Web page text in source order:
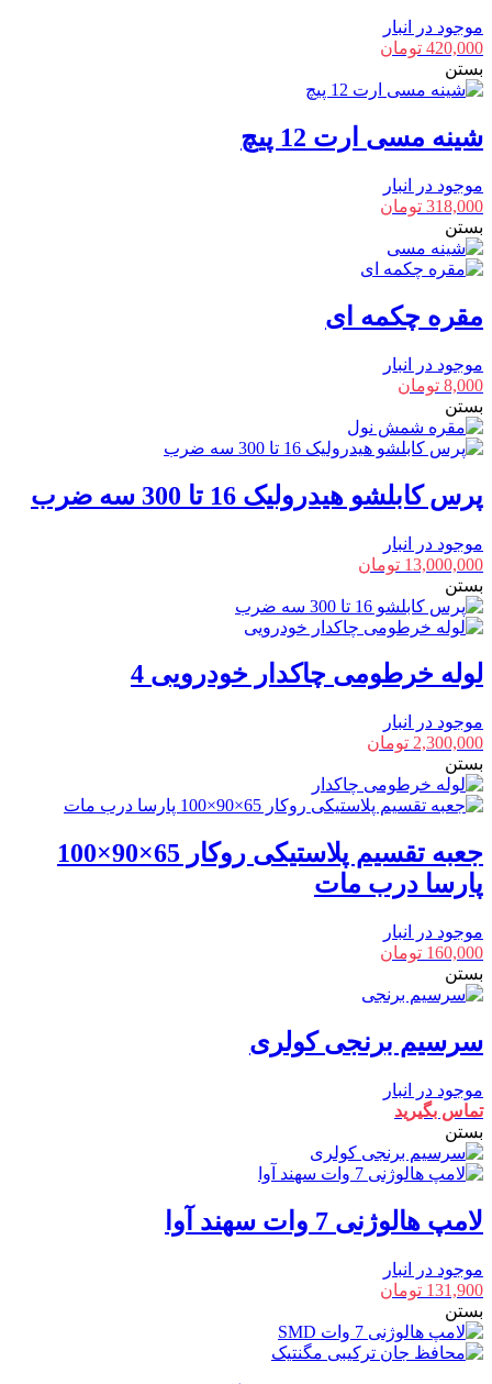
موجود در انبار
420,000 تومان
بستن
شینه مسی ارت 12 پیچ
موجود در انبار
318,000 تومان
بستن
مقره چکمه ای
موجود در انبار
8,000 تومان
بستن
پرس کابلشو هیدرولیک 16 تا 300 سه ضرب
موجود در انبار
13,000,000 تومان
بستن
لوله خرطومی چاکدار خودرویی 4
موجود در انبار
2,300,000 تومان
بستن
جعبه تقسیم پلاستیکی روکار 65×90×100
پارسا درب مات
موجود در انبار
160,000 تومان
بستن
سرسیم برنجی کولری
موجود در انبار
تماس بگیرید
بستن
لامپ هالوژنی 7 وات سهند آوا
موجود در انبار
131,900 تومان
بستن